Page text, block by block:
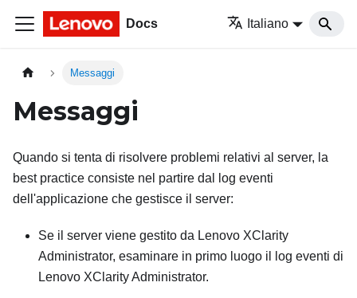
Docs Italiano
Messaggi
Messaggi
Quando si tenta di risolvere problemi relativi al server, la
best practice consiste nel partire dal log eventi
dell'applicazione che gestisce il server:
Se il server viene gestito da Lenovo XClarity
Administrator, esaminare in primo luogo il log eventi di
Lenovo XClarity Administrator.